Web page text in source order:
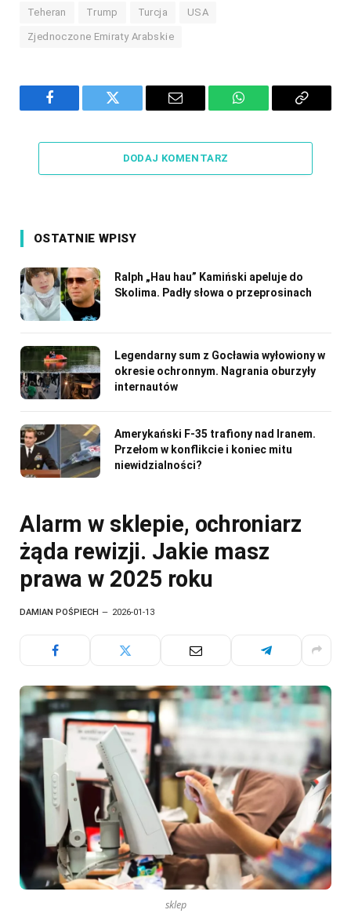
Teheran Trump Turcja USA
Zjednoczone Emiraty Arabskie
Facebook Twitter Email WhatsAppCopy
DODAJ KOMENTARZ
OSTATNIE WPISY
Ralph „Hau hau” Kamiński apeluje do
Skolima. Padły słowa o przeprosinach
Legendarny sum z Gocławia wyłowiony w
okresie ochronnym. Nagrania oburzyły
internautów
Amerykański F-35 trafiony nad Iranem.
Przełom w konflikcie i koniec mitu
niewidzialności?
Alarm w sklepie, ochroniarz
żąda rewizji. Jakie masz
prawa w 2025 roku
DAMIAN POŚPIECH 2026-01-13
sklep